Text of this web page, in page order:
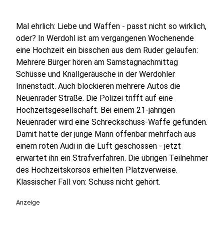
Mal ehrlich: Liebe und Waffen - passt nicht so wirklich,
oder? In Werdohl ist am vergangenen Wochenende
eine Hochzeit ein bisschen aus dem Ruder gelaufen:
Mehrere Bürger hören am Samstagnachmittag
Schüsse und Knallgeräusche in der Werdohler
Innenstadt. Auch blockieren mehrere Autos die
Neuenrader Straße. Die Polizei trifft auf eine
Hochzeitsgesellschaft. Bei einem 21-jährigen
Neuenrader wird eine Schreckschuss-Waffe gefunden.
Damit hatte der junge Mann offenbar mehrfach aus
einem roten Audi in die Luft geschossen - jetzt
erwartet ihn ein Strafverfahren. Die übrigen Teilnehmer
des Hochzeitskorsos erhielten Platzverweise.
Klassischer Fall von: Schuss nicht gehört.
Anzeige